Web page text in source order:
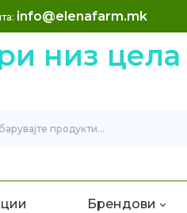
info@elenafarm.mk
цела
Брендови